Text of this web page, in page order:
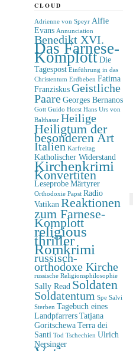
CLOUD
Adrienne von Speyr Alfie
Evans Annunciation
Benedikt XVI.
Das Farnese-
Komplott Die
Tagespost Einführung in das
Christentum Erdbeben Fatima
Franziskus Geistliche
Paare Georges Bernanos
Gott Guido Horst Hans Urs von
Balthasar Heilige
Heiligtum der
besonderen Art
Italien Karfreitag
Katholischer Widerstand
Kirchenkrimi
Konvertiten
Leseprobe Märtyrer
Orthodoxie Papst Radio
Vatikan Reaktionen
zum Farnese-
Komplott
religious
thriller
Romkrimi
russisch-
orthodoxe Kirche
russische Religionsphilosophie
Sally Read Soldaten
Soldatentum Spe Salvi
Sterben Tagebuch eines
Landpfarrers Tatjana
Goritschewa Terra dei
Santi Tod Tschechien Ulrich
Nersinger